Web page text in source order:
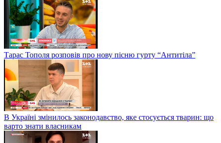
Тарас Тополя розповів про нову пісню гурту “Антитіла”
В Україні змінилось законодавство, яке стосується тварин: що
варто знати власникам